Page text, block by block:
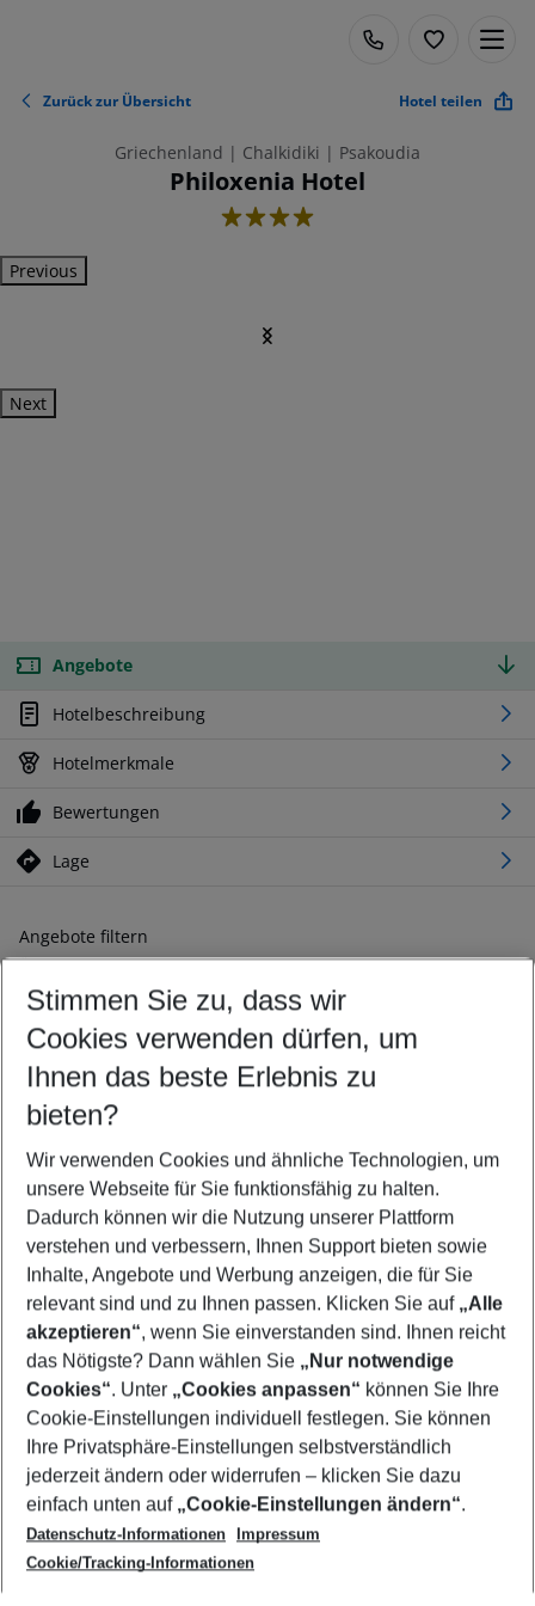
Zurück zur Übersicht Hotel teilen
Griechenland | Chalkidiki | Psakoudia
Philoxenia Hotel
4
Previous
Next
Angebote
Hotelbeschreibung
Hotelmerkmale
Bewertungen
Lage
Angebote filtern
Ändern Sie Ihre Kriterien nach Ihren Wünschen
Abflughafen wählen
Beliebiger Abflughafen
Reisezeitraum wählen
12.08.26– 10.08.27 5-8 Nächte
2 Erwachsene Keine Kinder
Mehr Filter anzeigen
Footer
Footer navigation
Über uns
AGB
Cookie-Einstellungen ändern
Cookie-Richtlinie
Datenschutz
Service & Hilfe
Barrierefreies Reisen
Check-in
Folgen Sie uns
Stimmen Sie zu, dass wir
Cookies verwenden dürfen, um
Ihnen das beste Erlebnis zu
bieten?
Wir verwenden Cookies und ähnliche Technologien, um
unsere Webseite für Sie funktionsfähig zu halten.
Dadurch können wir die Nutzung unserer Plattform
verstehen und verbessern, Ihnen Support bieten sowie
Inhalte, Angebote und Werbung anzeigen, die für Sie
relevant sind und zu Ihnen passen. Klicken Sie auf „Alle
akzeptieren“, wenn Sie einverstanden sind. Ihnen reicht
das Nötigste? Dann wählen Sie „Nur notwendige
Cookies“. Unter „Cookies anpassen“ können Sie Ihre
Cookie-Einstellungen individuell festlegen. Sie können
Ihre Privatsphäre-Einstellungen selbstverständlich
jederzeit ändern oder widerrufen – klicken Sie dazu
einfach unten auf „Cookie-Einstellungen ändern“.
Datenschutz-Informationen
Impressum
Cookie/Tracking-Informationen